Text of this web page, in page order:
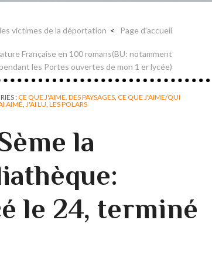
victimes de la déportation Page d'accueil
Française en 100 romans(BU: notamment
les Portes ouvertes de mon 1 er lycée)
:CE QUE J'AIME. DES PAYSAGES CE QUE J'AIME/QUI
AIMÉ J'AI LU LES POLARS
la
le 24, terminé